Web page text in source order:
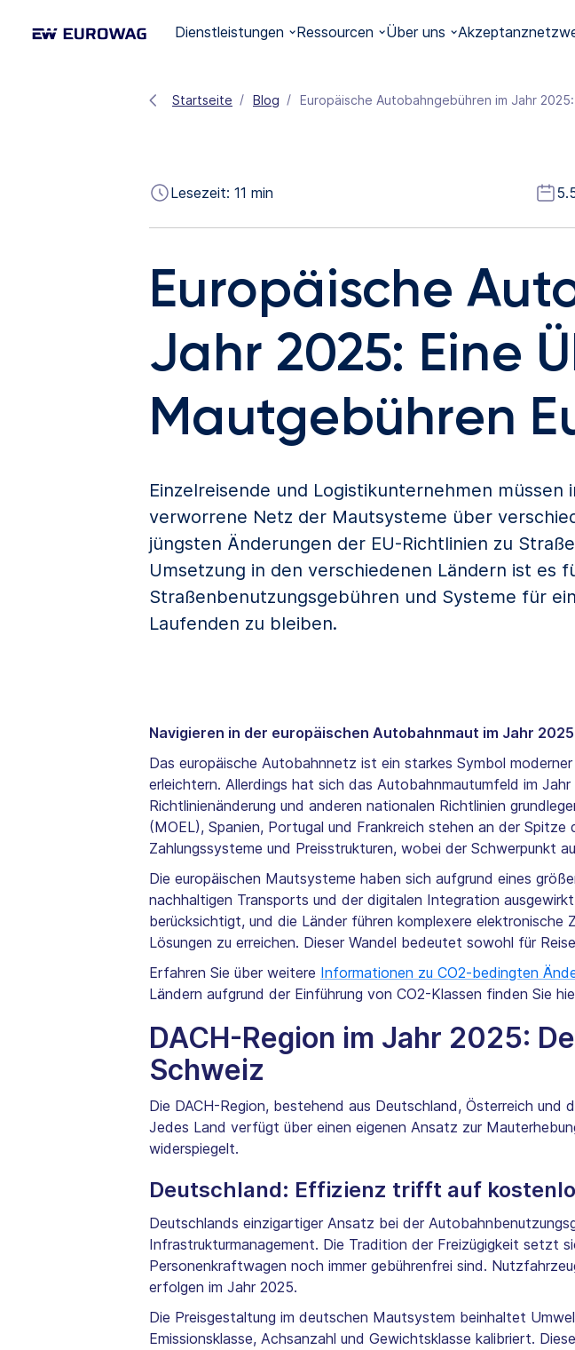
Dienstleistungen Ressourcen Über uns
Startseite Blog Europäische Autobahngebühren im Jahr
Lesezeit: 11 min
Europäische
Jahr 2025: Eine
Mautgebühren
Einzelreisende und Logistikunternehmen
verworrene Netz der Mautsysteme über
jüngsten Änderungen der EU-Richtlinien zu
Umsetzung in den verschiedenen Ländern ist es
Straßenbenutzungsgebühren und Systeme für
Laufenden zu bleiben.
Navigieren in der europäischen Autobahnmaut im Jahr 2025
Das europäische Autobahnnetz ist ein starkes Symbol
erleichtern. Allerdings hat sich das Autobahnmautumfeld im
Richtlinienänderung und anderen nationalen Richtlinien
(MOEL), Spanien, Portugal und Frankreich stehen an der
Zahlungssysteme und Preisstrukturen, wobei der Schwerpunkt
Die europäischen Mautsysteme haben sich aufgrund eines
nachhaltigen Transports und der digitalen Integration
berücksichtigt, und die Länder führen komplexere elektronische
Lösungen zu erreichen. Dieser Wandel bedeutet sowohl für
Erfahren Sie über weitere Informationen zu CO2-bedingten
Ländern aufgrund der Einführung von CO2-Klassen finden Sie
DACH-Region im Jahr 2025:
Schweiz
Die DACH-Region, bestehend aus Deutschland, Österreich
Jedes Land verfügt über einen eigenen Ansatz zur
widerspiegelt.
Deutschland: Effizienz trifft auf
Deutschlands einzigartiger Ansatz bei der
Infrastrukturmanagement. Die Tradition der Freizügigkeit setzt
Personenkraftwagen noch immer gebührenfrei sind.
erfolgen im Jahr 2025.
Die Preisgestaltung im deutschen Mautsystem beinhaltet
Emissionsklasse, Achsanzahl und Gewichtsklasse kalibriert.